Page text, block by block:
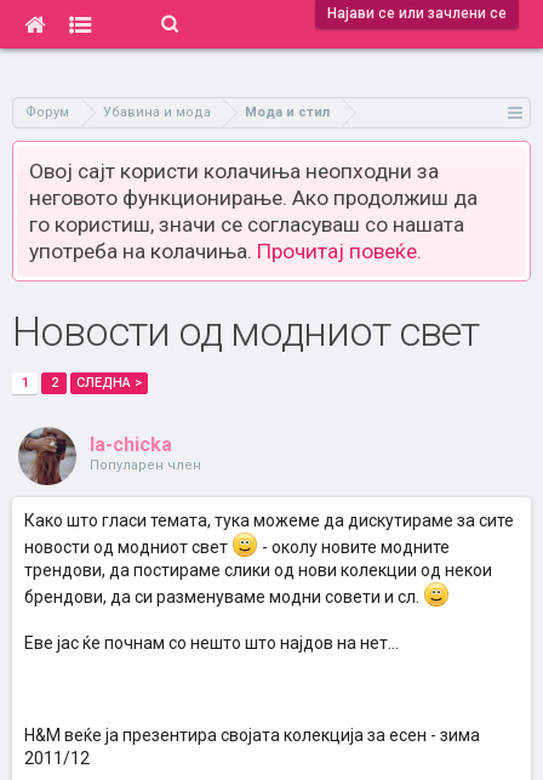
Најави се или зачлени се
Форум Убавина и мода Мода и стил
Овој сајт користи колачиња неопходни за
неговото функционирање. Ако продолжиш да
го користиш, значи се согласуваш со нашата
употреба на колачиња. Прочитај повеќе.
Новости од модниот свет
1 2 СЛЕДНА >
la-chicka
Популарен член
Како што гласи темата, тука можеме да дискутираме за сите
новости од модниот свет
- околу новите модните
трендови, да постираме слики од нови колекции од некои
брендови, да си разменуваме модни совети и сл.
Еве јас ќе почнам со нешто што најдов на нет...
H&M веќе ја презентира својата колекција за есен - зима
2011/12